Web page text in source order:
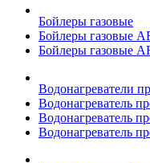
Бойлеры газовые
Бойлеры газовые
Бойлеры газовые
Водонагреватели
Водонагреватель
Водонагреватель
Водонагреватель